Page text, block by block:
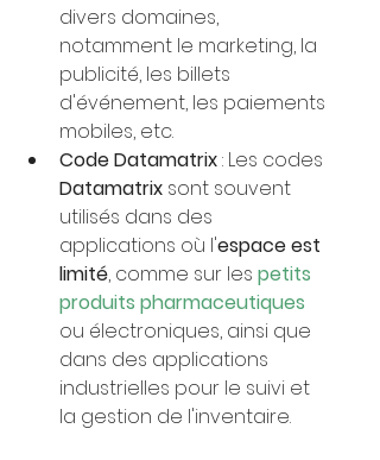
divers domaines,
notamment le marketing, la
publicité, les billets
d'événement, les paiements
mobiles, etc.
Code Datamatrix : Les codes
Datamatrix sont souvent
utilisés dans des
applications où l'espace est
limité, comme sur les petits
produits pharmaceutiques
ou électroniques, ainsi que
dans des applications
industrielles pour le suivi et
la gestion de l'inventaire.